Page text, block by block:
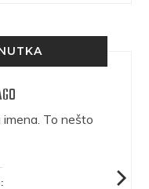
To nešto